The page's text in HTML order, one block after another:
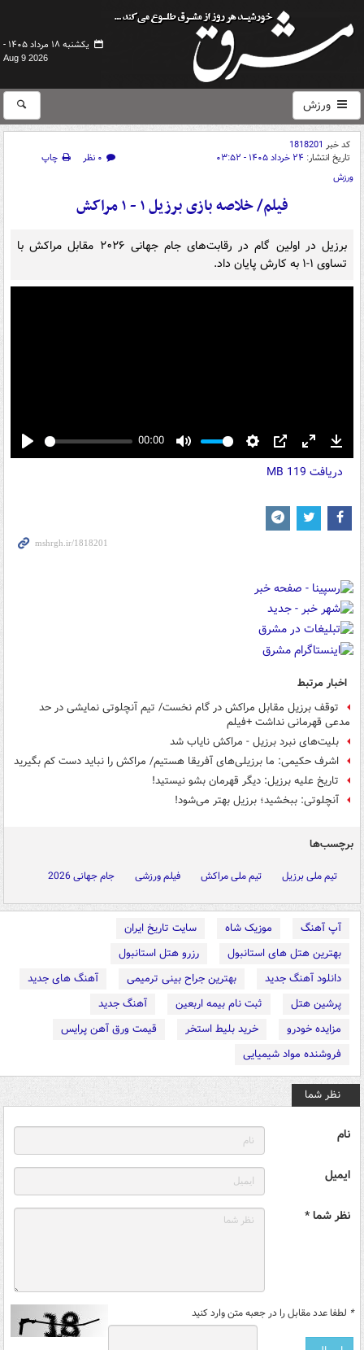
یکشنبه ۱۸ مرداد ۱۴۰۵ -
Aug 9 2026
ورزش
کد خبر 1818201
تاریخ انتشار: ۲۴ خرداد ۱۴۰۵ - ۰۳:۵۲ ۰ نظر
چاپ
ورزش
فیلم/ خلاصه بازی برزیل ۱ - ۱ مراکش
برزیل در اولین گام در رقابت‌های جام جهانی ۲۰۲۶ مقابل مراکش با
تساوی ۱-۱ به کارش پایان داد.
Play
00:00
Mute Settings
PIP Enter
fullscreen
دریافت 119 MB
اخبار مرتبط
توقف برزیل مقابل مراکش در گام نخست/ تیم آنچلوتی نمایشی در حد
مدعی قهرمانی نداشت +فیلم
بلیت‌های نبرد برزیل - مراکش نایاب شد
اشرف حکیمی: ما برزیلی‌های آفریقا هستیم/ مراکش را نباید دست کم بگیرید
تاریخ علیه برزیل: دیگر قهرمان بشو نیستید!
آنچلوتی: ببخشید؛ برزیل بهتر می‌شود!
برچسب‌ها
تیم ملی برزیل تیم ملی مراکش فیلم ورزشی جام جهانی 2026
آپ آهنگ موزیک شاه
سایت تاریخ ایران
بهترین هتل های استانبول
رزرو هتل استانبول
دانلود آهنگ جدید
بهترین جراح بینی ترمیمی
آهنگ های جدید
پرشین هتل
ثبت نام بیمه اربعین
آهنگ جدید
مزایده خودرو
خرید بلیط استخر
قیمت ورق آهن پرایس
فروشنده مواد شیمیایی
نظر شما
نام
ایمیل
نظر شما *
* لطفا عدد مقابل را در جعبه متن وارد کنید